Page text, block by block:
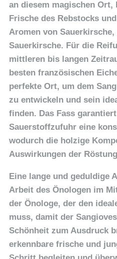
an diesem magischen Ort,
Frische des Rebstocks
Aromen von Sauerkirsche,
Sauerkirsche. Für die
mittleren bis langen
besten französischen
perfekte Ort, um dem
zu entwickeln und sein
finden. Das Fass
Sauerstoffzufuhr eine
wodurch die holzige
Auswirkungen der
Eine lange und geduldige
Arbeit des Önologen im
der Önologe, der den
muss, damit der
Schönheit zum Ausdruck
erkennbare frische und